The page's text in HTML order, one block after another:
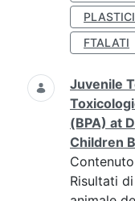
FTALATI
Juvenile
(BPA) at
Children
Risultati